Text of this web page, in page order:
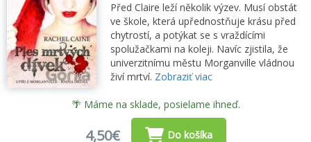
Před Claire leží několik výzev. Musí obstát
ve škole, která upřednostňuje krásu před
chytrostí, a potýkat se s vraždícími
spolužačkami na koleji. Navíc zjistila, že
univerzitnímu městu Morganville vládnou
živí mrtví. Zobraziť viac
🌴 Máme na sklade, posielame ihneď.
4,50€ Do košíka